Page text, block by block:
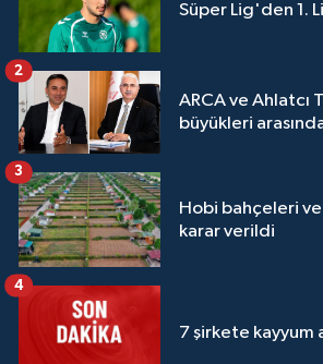
Süper Lig'den 1.
ARCA ve Ahlatcı
büyükleri
2
Hobi bahçeleri
karar verildi
3
7 şirkete kayyum
4